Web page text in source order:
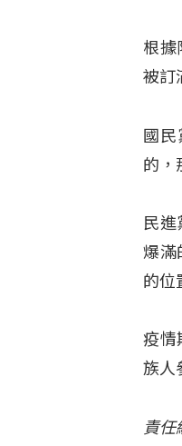
根據
被訂
國民
的，
民
爆滿
的位
疫情
族人
責任